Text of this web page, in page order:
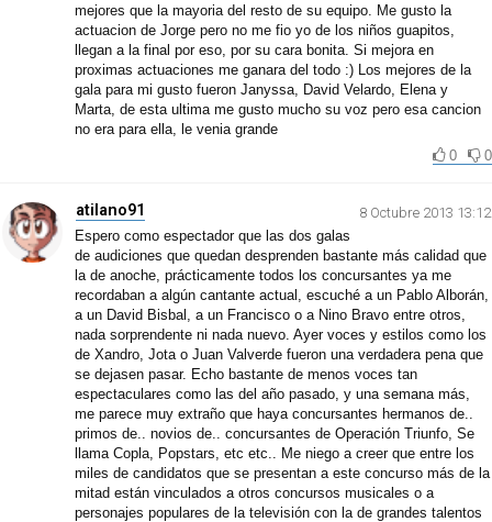
mejores que la mayoria del resto de su equipo. Me gusto la
actuacion de Jorge pero no me fio yo de los niños guapitos,
llegan a la final por eso, por su cara bonita. Si mejora en
proximas actuaciones me ganara del todo :) Los mejores de la
gala para mi gusto fueron Janyssa, David Velardo, Elena y
Marta, de esta ultima me gusto mucho su voz pero esa cancion
no era para ella, le venia grande
0
0
atilano91
8 Octubre 2013 13:12
Espero como espectador que las dos galas
de audiciones que quedan desprenden bastante más calidad que
la de anoche, prácticamente todos los concursantes ya me
recordaban a algún cantante actual, escuché a un Pablo Alborán,
a un David Bisbal, a un Francisco o a Nino Bravo entre otros,
nada sorprendente ni nada nuevo. Ayer voces y estilos como los
de Xandro, Jota o Juan Valverde fueron una verdadera pena que
se dejasen pasar. Echo bastante de menos voces tan
espectaculares como las del año pasado, y una semana más,
me parece muy extraño que haya concursantes hermanos de..
primos de.. novios de.. concursantes de Operación Triunfo, Se
llama Copla, Popstars, etc etc.. Me niego a creer que entre los
miles de candidatos que se presentan a este concurso más de la
mitad están vinculados a otros concursos musicales o a
personajes populares de la televisión con la de grandes talentos